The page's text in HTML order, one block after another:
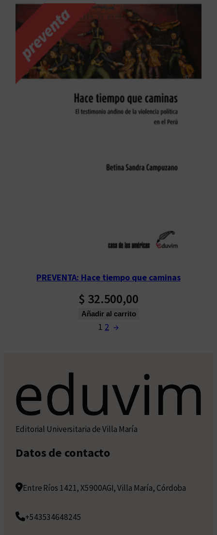
PREVENTA: Hace tiempo que caminas
$ 32.500,00
Añadir al carrito
1 2 →
Editorial Universitaria de Villa María
Datos de contacto
Entre Ríos 1421, X5900AGI, Villa María, Córdoba
+543534648245